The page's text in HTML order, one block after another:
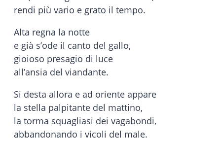
rendi più vario e grato il tempo.
Alta regna la notte
e già s’ode il canto del gallo,
gioioso presagio di luce
all’ansia del viandante.
Si desta allora e ad oriente appare
la stella palpitante del mattino,
la torma squagliasi dei vagabondi,
abbandonando i vicoli del male.